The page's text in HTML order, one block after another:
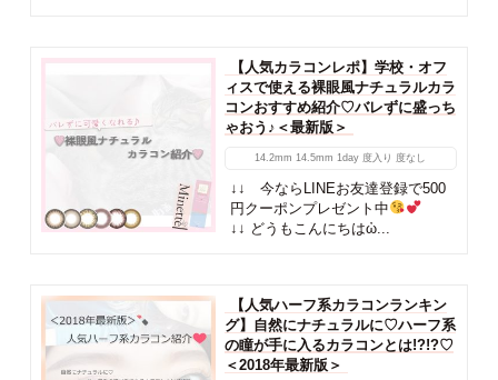
【人気カラコンレポ】学校・オフ
ィスで使える裸眼風ナチュラルカラ
コンおすすめ紹介♡バレずに盛っち
ゃおう♪＜最新版＞
14.2mm 14.5mm 1day 度入り 度なし
↓↓ 今ならLINEお友達登録で500
円クーポンプレゼント中
↓↓ どうもこんにちはὠ...
【人気ハーフ系カラコンランキン
グ】自然にナチュラルに♡ハーフ系
の瞳が手に入るカラコンとは!?!?♡
＜2018年最新版＞